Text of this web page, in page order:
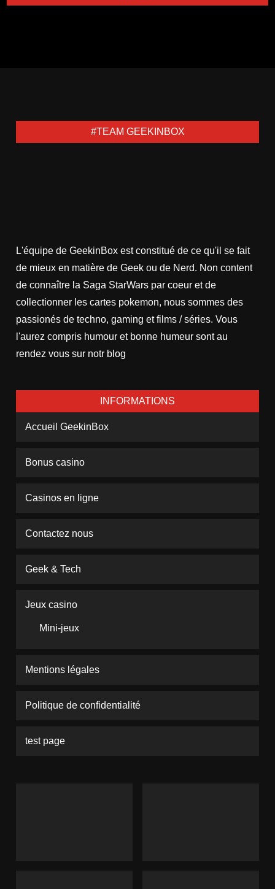
#TEAM GEEKINBOX
L'équipe de GeekinBox est constitué de ce qu'il se fait
de mieux en matière de Geek ou de Nerd. Non content
de connaître la Saga StarWars par coeur et de
collectionner les cartes pokemon, nous sommes des
passionés de techno, gaming et films / séries. Vous
l'aurez compris humour et bonne humeur sont au
rendez vous sur notr blog
INFORMATIONS
Accueil GeekinBox
Bonus casino
Casinos en ligne
Contactez nous
Geek & Tech
Jeux casino
Mini-jeux
Mentions légales
Politique de confidentialité
test page